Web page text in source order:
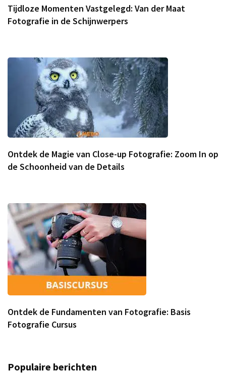
Tijdloze Momenten Vastgelegd: Van der Maat
Fotografie in de Schijnwerpers
Ontdek de Magie van Close-up Fotografie: Zoom In op
de Schoonheid van de Details
Ontdek de Fundamenten van Fotografie: Basis
Fotografie Cursus
Populaire berichten